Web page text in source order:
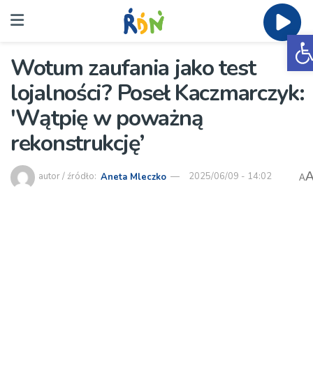
Wotum zaufania jako test
lojalności? Poseł Kaczmarczyk:
'Wątpię w poważną
rekonstrukcję’
autor / źródło: Aneta Mleczko 2025/06/09 - 14:02 A